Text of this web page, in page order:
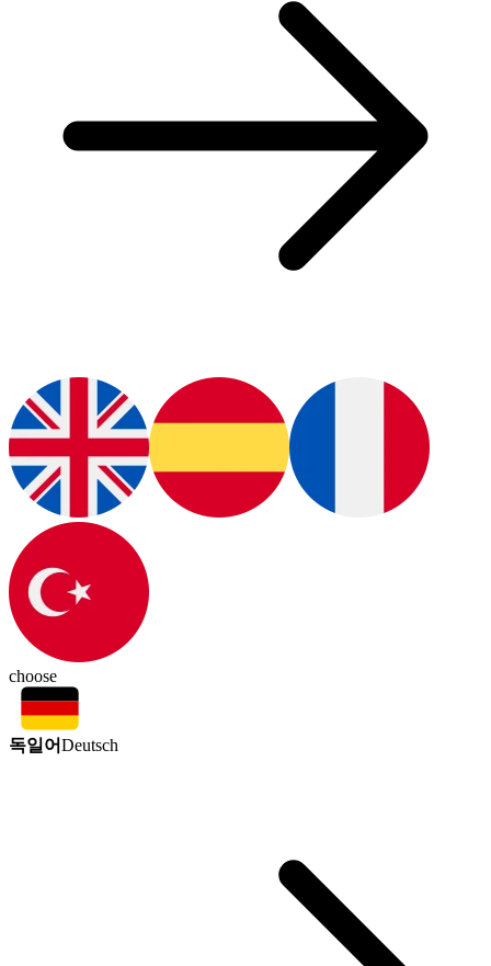
choose
독일어Deutsch